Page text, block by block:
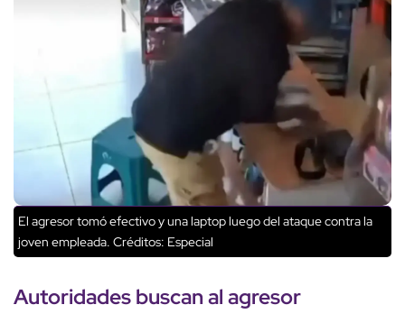
El agresor tomó efectivo y una laptop luego del ataque contra la
joven empleada. Créditos: Especial
Autoridadesbuscan al agresor